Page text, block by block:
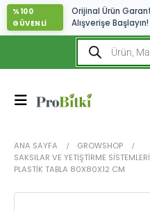
%100
GÜVENLİ
Orijinal Ürün
Alışverişe Başlayın!
ANA SAYFA
GROWSHOP
SAKSILAR VE YETIŞTIRME SISTEMLERI
PLASTIK TABLA 80X80X12 CM